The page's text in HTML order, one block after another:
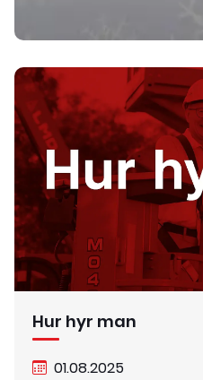
Hur hyr man
01.08.2025